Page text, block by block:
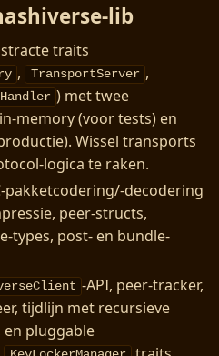
lib
traits
, TransportServer ,
) met twee
memory (voor tests) en
Wissel transports
logica te raken.
pakketcodering/-decodering
peer-structs,
types, post- en bundle-
-API, peer-tracker,
tijdlijn met recursieve
pluggable